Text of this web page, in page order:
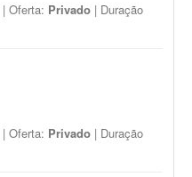
| Oferta: Privado | Duração
| Oferta: Privado | Duração